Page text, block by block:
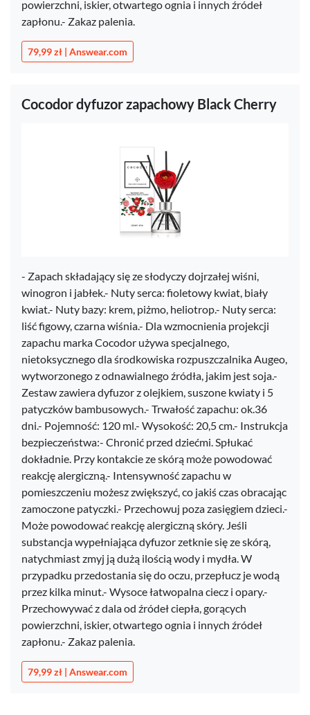
powierzchni, iskier, otwartego ognia i innych źródeł
zapłonu.- Zakaz palenia.
79,99 zł | Answear.com
Cocodor dyfuzor zapachowy Black Cherry
- Zapach składający się ze słodyczy dojrzałej wiśni,
winogron i jabłek.- Nuty serca: fioletowy kwiat, biały
kwiat.- Nuty bazy: krem, piżmo, heliotrop.- Nuty serca:
liść figowy, czarna wiśnia.- Dla wzmocnienia projekcji
zapachu marka Cocodor używa specjalnego,
nietoksycznego dla środkowiska rozpuszczalnika Augeo,
wytworzonego z odnawialnego źródła, jakim jest soja.-
Zestaw zawiera dyfuzor z olejkiem, suszone kwiaty i 5
patyczków bambusowych.- Trwałość zapachu: ok.36
dni.- Pojemność: 120 ml.- Wysokość: 20,5 cm.- Instrukcja
bezpieczeństwa:- Chronić przed dziećmi. Spłukać
dokładnie. Przy kontakcie ze skórą może powodować
reakcję alergiczną.- Intensywność zapachu w
pomieszczeniu możesz zwiększyć, co jakiś czas obracając
zamoczone patyczki.- Przechowuj poza zasięgiem dzieci.-
Może powodować reakcję alergiczną skóry. Jeśli
substancja wypełniająca dyfuzor zetknie się ze skórą,
natychmiast zmyj ją dużą ilością wody i mydła. W
przypadku przedostania się do oczu, przepłucz je wodą
przez kilka minut.- Wysoce łatwopalna ciecz i opary.-
Przechowywać z dala od źródeł ciepła, gorących
powierzchni, iskier, otwartego ognia i innych źródeł
zapłonu.- Zakaz palenia.
79,99 zł | Answear.com